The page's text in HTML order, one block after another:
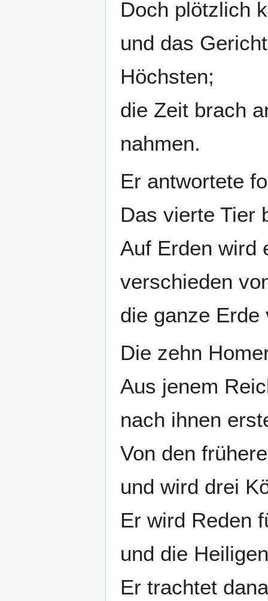
Doch plötzlich
und das
Höchsten;
die Zeit brach
nahmen.
Er antwortete
Das vierte Tier
Auf Erden wird
verschieden
die ganze
Die zehn
Aus jenem
nach ihnen
Von den
und wird drei
Er wird Reden
und die
Er trachtet